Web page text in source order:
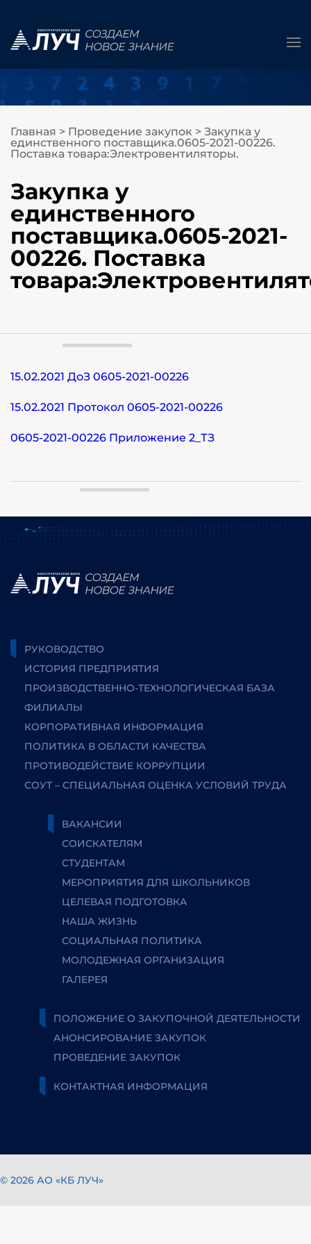
Главная > Проведение закупок > Закупка у
единственного поставщика.0605-2021-00226.
Поставка товара:Электровентиляторы.
Закупка у
единственного
поставщика.0605-2021-
00226. Поставка
15.02.2021 ДоЗ 0605-2021-00226
15.02.2021 Протокол 0605-2021-00226
0605-2021-00226 Приложение 2_ТЗ
РУКОВОДСТВО
ИСТОРИЯ ПРЕДПРИЯТИЯ
ПРОИЗВОДСТВЕННО-ТЕХНОЛОГИЧЕСКАЯ БАЗА
ФИЛИАЛЫ
КОРПОРАТИВНАЯ ИНФОРМАЦИЯ
ПОЛИТИКА В ОБЛАСТИ КАЧЕСТВА
ПРОТИВОДЕЙСТВИЕ КОРРУПЦИИ
СОУТ – СПЕЦИАЛЬНАЯ ОЦЕНКА УСЛОВИЙ ТРУДА
ВАКАНСИИ
СОИСКАТЕЛЯМ
СТУДЕНТАМ
МЕРОПРИЯТИЯ ДЛЯ ШКОЛЬНИКОВ
ЦЕЛЕВАЯ ПОДГОТОВКА
НАША ЖИЗНЬ
СОЦИАЛЬНАЯ ПОЛИТИКА
МОЛОДЕЖНАЯ ОРГАНИЗАЦИЯ
ГАЛЕРЕЯ
ПОЛОЖЕНИЕ О ЗАКУПОЧНОЙ ДЕЯТЕЛЬНОСТИ
АНОНСИРОВАНИЕ ЗАКУПОК
ПРОВЕДЕНИЕ ЗАКУПОК
КОНТАКТНАЯ ИНФОРМАЦИЯ
© 2026 АО «КБ ЛУЧ»